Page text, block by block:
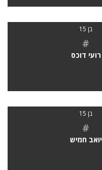
בן 15
#
רועי דוכס
בן 15
#
יואב חמיש